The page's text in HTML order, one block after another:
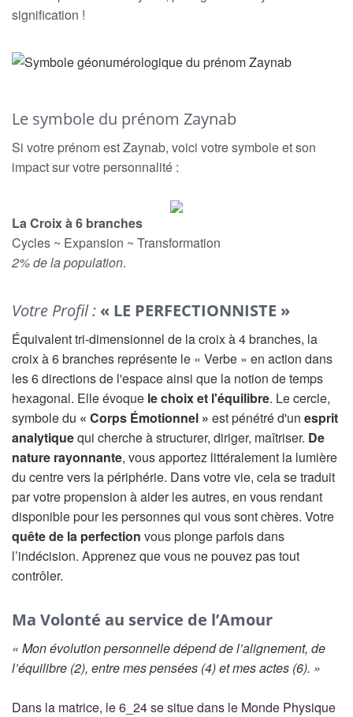
signification !
Le symbole du prénom Zaynab
Si votre prénom est Zaynab, voici votre symbole et son
impact sur votre personnalité :
La Croix à 6 branches
Cycles ~ Expansion ~ Transformation
2% de la population.
Votre Profil : « LE PERFECTIONNISTE »
Équivalent tri-dimensionnel de la croix à 4 branches, la
croix à 6 branches représente le « Verbe » en action dans
les 6 directions de l'espace ainsi que la notion de temps
hexagonal. Elle évoque le choix et l'équilibre. Le cercle,
symbole du « Corps Émotionnel » est pénétré d'un esprit
analytiquequi cherche à structurer, diriger, maîtriser. De
nature rayonnante, vous apportez littéralement la lumière
du centre vers la périphérie. Dans votre vie, cela se traduit
par votre propension à aider les autres, en vous rendant
disponible pour les personnes qui vous sont chères. Votre
quête de la perfection vous plonge parfois dans
l’indécision. Apprenez que vous ne pouvez pas tout
contrôler.
Ma Volonté au service de l’Amour
« Mon évolution personnelle dépend de l’alignement, de
l’équilibre (2), entre mes pensées (4) et mes actes (6). »
Dans la matrice, le 6_24 se situe dans le Monde Physique